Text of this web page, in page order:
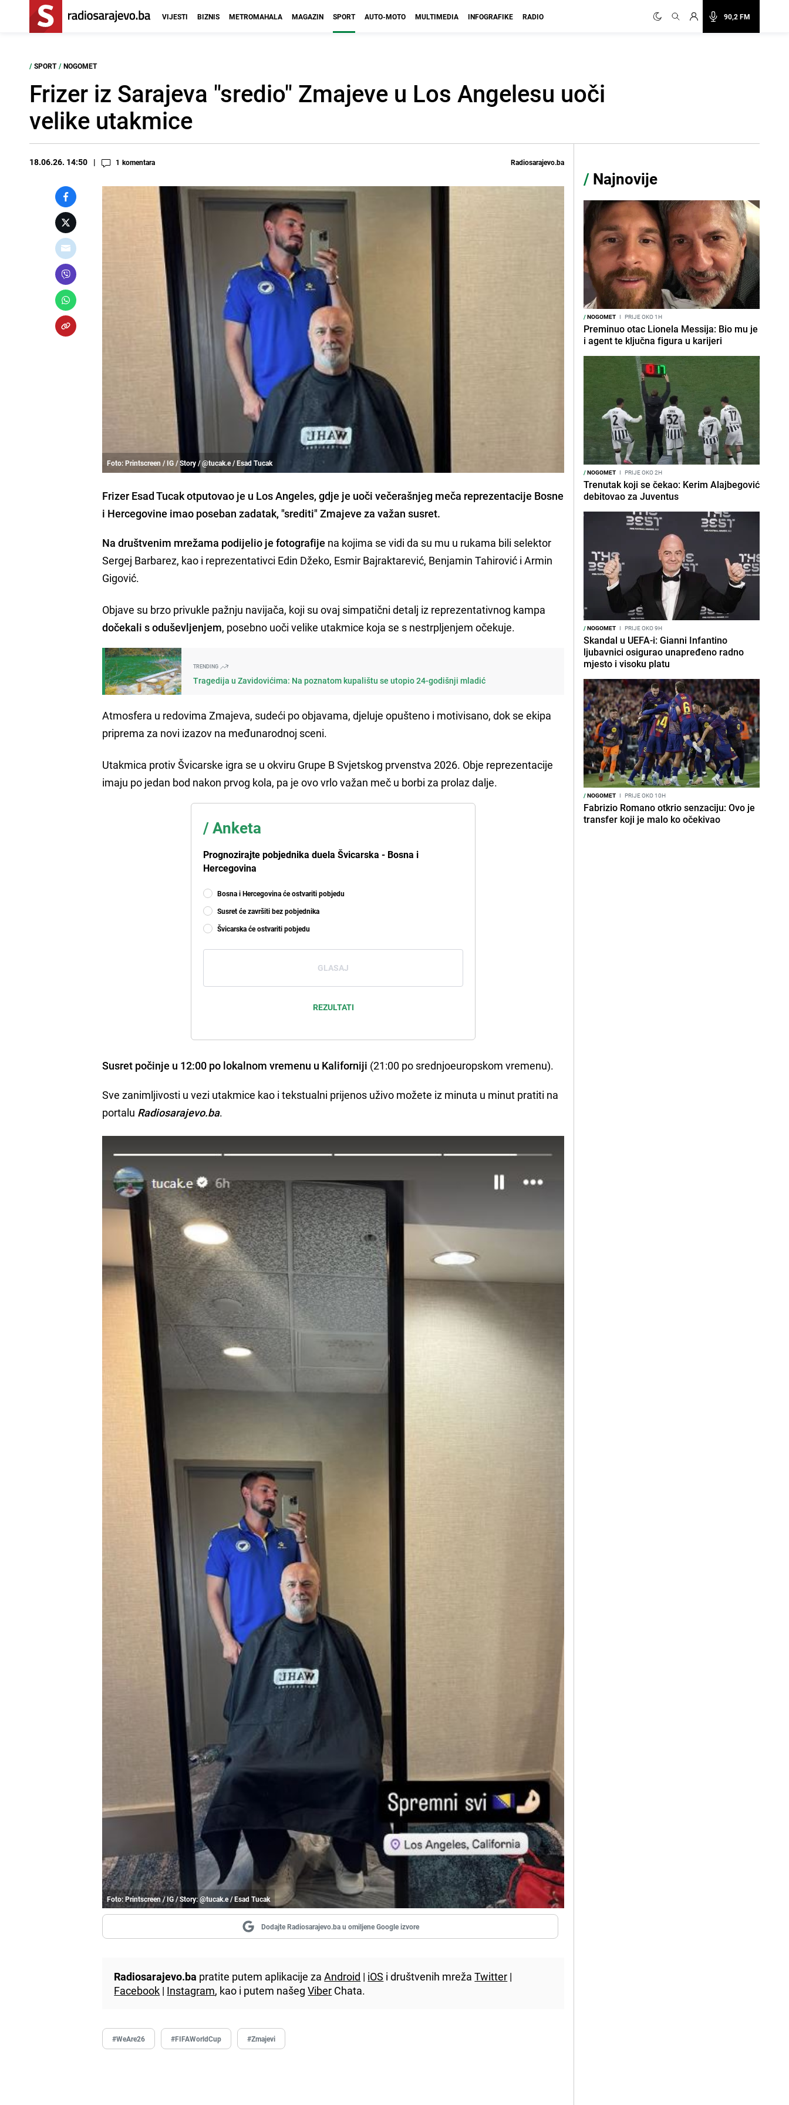
90,2 FM
VIJESTI BIZNIS METROMAHALA MAGAZIN SPORT AUTO-MOTO MULTIMEDIA INFOGRAFIKE RADIO
/ SPORT / NOGOMET
Frizer iz Sarajeva "sredio" Zmajeve u Los Angelesu uoči
velike utakmice
18.06.26. 14:50 1 komentara Radiosarajevo.ba
Foto: Printscreen / IG / Story / @tucak.e / Esad Tucak
Frizer Esad Tucak otputovao je u Los Angeles, gdje je uoči večerašnjeg meča reprezentacije Bosne
i Hercegovine imao poseban zadatak, "srediti" Zmajeve za važan susret.
Na društvenim mrežama podijelio je fotografije na kojima se vidi da su mu u rukama bili selektor
Sergej Barbarez, kao i reprezentativci Edin Džeko, Esmir Bajraktarević, Benjamin Tahirović i Armin
Gigović.
Objave su brzo privukle pažnju navijača, koji su ovaj simpatični detalj iz reprezentativnog kampa
dočekali s oduševljenjem, posebno uoči velike utakmice koja se s nestrpljenjem očekuje.
TRENDING
Tragedija u Zavidovićima: Na poznatom kupalištu se utopio 24-godišnji mladić
Atmosfera u redovima Zmajeva, sudeći po objavama, djeluje opušteno i motivisano, dok se ekipa
priprema za novi izazov na međunarodnoj sceni.
Utakmica protiv Švicarske igra se u okviru Grupe B Svjetskog prvenstva 2026. Obje reprezentacije
imaju po jedan bod nakon prvog kola, pa je ovo vrlo važan meč u borbi za prolaz dalje.
/Anketa
Prognozirajte pobjednika duela Švicarska - Bosna i
Hercegovina
Bosna i Hercegovina će ostvariti pobjedu
Susret će završiti bez pobjednika
Švicarska će ostvariti pobjedu
GLASAJ
REZULTATI
Susret počinje u 12:00 po lokalnom vremenu u Kaliforniji (21:00 po srednjoeuropskom vremenu).
Sve zanimljivosti u vezi utakmice kao i tekstualni prijenos uživo možete iz minuta u minut pratiti na
portalu Radiosarajevo.ba.
Foto: Printscreen / IG / Story: @tucak.e / Esad Tucak
Dodajte Radiosarajevo.ba u omiljene Google izvore
Radiosarajevo.ba pratite putem aplikacije zaAndroid | iOS i društvenih mrežaTwitter |
Facebook | Instagram, kao i putem našegViber Chata.
#WeAre26 #FIFAWorldCup #Zmajevi
/ Najnovije
/NOGOMET I PRIJE OKO 1H
Preminuo otac Lionela Messija: Bio mu je
i agent te ključna figura u karijeri
/NOGOMET I PRIJE OKO 2H
Trenutak koji se čekao: Kerim Alajbegović
debitovao za Juventus
/NOGOMET I PRIJE OKO 9H
Skandal u UEFA-i: Gianni Infantino
ljubavnici osigurao unapređeno radno
mjesto i visoku platu
/NOGOMET I PRIJE OKO 10H
Fabrizio Romano otkrio senzaciju: Ovo je
transfer koji je malo ko očekivao